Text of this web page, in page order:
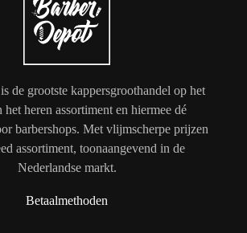
de grootste kappersgroothandel op het
het heren assortiment en hiermee dé
barbershops. Met vlijmscherpe prijzen
assortiment, toonaangevend in de
Nederlandse markt.
Betaalmethoden